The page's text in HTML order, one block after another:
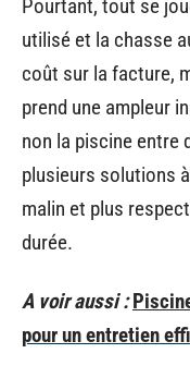
Pourtant, tout se
utilisé et la chasse
coût sur la facture,
prend une ampleur
non la piscine entre
plusieurs solutions
malin et plus
durée.
A voir aussi :
pour un entretien